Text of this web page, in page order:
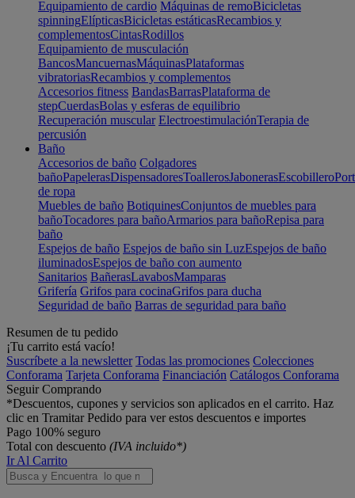
Equipamiento de cardio Máquinas de remoBicicletas
spinningElípticasBicicletas estáticasRecambios y
complementosCintasRodillos
Equipamiento de musculación
BancosMancuernasMáquinasPlataformas
vibratoriasRecambios y complementos
Accesorios fitness BandasBarrasPlataforma de
stepCuerdasBolas y esferas de equilibrio
Recuperación muscular ElectroestimulaciónTerapia de
percusión
Baño
Accesorios de baño Colgadores
bañoPapelerasDispensadoresToallerosJabonerasEscobillero
de ropa
Muebles de baño BotiquinesConjuntos de muebles para
bañoTocadores para bañoArmarios para bañoRepisa para
baño
Espejos de baño Espejos de baño sin LuzEspejos de baño
iluminadosEspejos de baño con aumento
Sanitarios BañerasLavabosMamparas
Grifería Grifos para cocinaGrifos para ducha
Seguridad de baño Barras de seguridad para baño
Resumen de tu pedido
¡Tu carrito está vacío!
Suscríbete a la newsletter Todas las promociones Colecciones
Conforama Tarjeta Conforama Financiación Catálogos Conforama
Seguir Comprando
*Descuentos, cupones y servicios son aplicados en el carrito. Haz
clic en Tramitar Pedido para ver estos descuentos e importes
Pago 100% seguro
Total con descuento (IVA incluido*)
Ir Al Carrito